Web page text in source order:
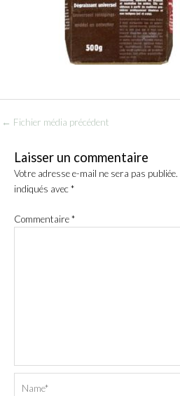
← Fichier média précédent
Laisser un commentaire
Votre adresse e-mail ne sera pas publiée.
indiqués avec*
Commentaire*